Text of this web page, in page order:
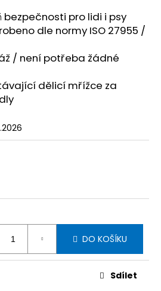
bezpečnosti pro lidi i psy
dle normy ISO 27955 /
/ není potřeba žádné
dělicí mřížce za
DO KOŠÍKU
Sdílet